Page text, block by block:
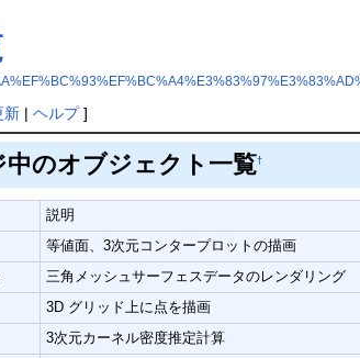
新| ヘルプ]
のオブジェクト一覧†
説明
等値面、3次元コンタープロットの描画
三角メッシュサーフェスデータのレンダリング
3D グリッド上に点を描画
3次元カーネル密度推定計算